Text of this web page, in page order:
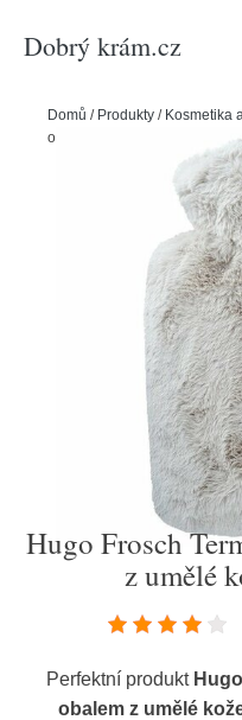
Dobrý krám.cz
Domů / Produkty / Kosmetika
obalem z umělé kožešiny,
Hugo Frosch
z umělé
Perfektní produkt
obalem z umělé